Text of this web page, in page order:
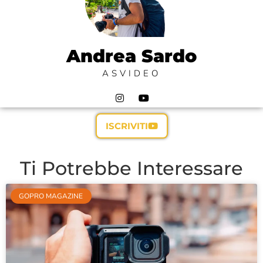
Andrea Sardo
ASVIDEO
ISCRIVITI
Ti Potrebbe Interessare
GOPRO MAGAZINE